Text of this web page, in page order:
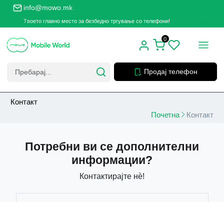
info@mowo.mk
Твоето главно место за безбедно тргување со телефони!
Продај телефон
0
Контакт
Почетна
Контакт
Потребни ви се дополнителни
информации?
Контактирајте нѐ!